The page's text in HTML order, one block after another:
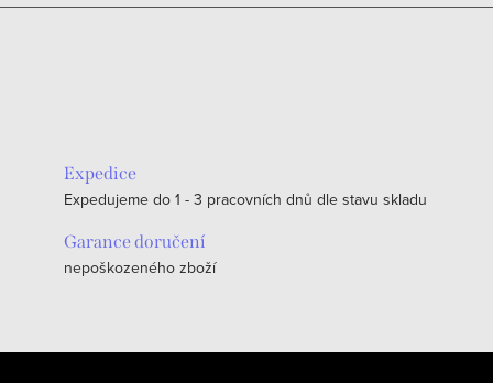
Expedice
Expedujeme do 1 - 3 pracovních dnů dle stavu skladu
Garance doručení
nepoškozeného zboží